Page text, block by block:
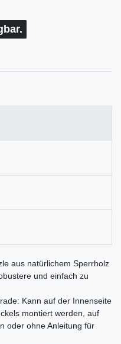
aus natürlichem Sperrholz
und einfach zu
Kann auf der Innenseite
montiert werden, auf
oder ohne Anleitung für